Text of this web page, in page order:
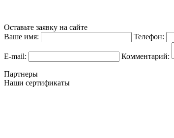
Оставьте заявку на сайте
Ваше имя:
Телефон:
E-mail: Комментарий:
Партнеры
Наши сертификаты